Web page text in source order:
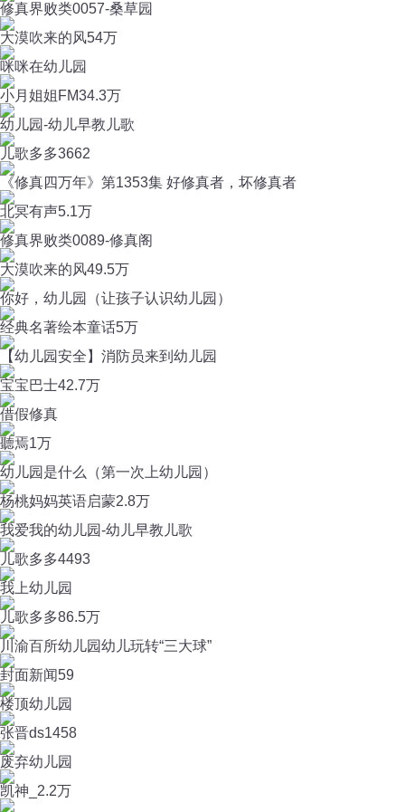
修真界败类0057-桑草园
大漠吹来的风54万
咪咪在幼儿园
小月姐姐FM34.3万
幼儿园-幼儿早教儿歌
儿歌多多3662
《修真四万年》第1353集 好修真者，坏修真者
北冥有声5.1万
修真界败类0089-修真阁
大漠吹来的风49.5万
你好，幼儿园（让孩子认识幼儿园）
经典名著绘本童话5万
【幼儿园安全】消防员来到幼儿园
宝宝巴士42.7万
借假修真
聽焉1万
幼儿园是什么（第一次上幼儿园）
杨桃妈妈英语启蒙2.8万
我爱我的幼儿园-幼儿早教儿歌
儿歌多多4493
我上幼儿园
儿歌多多86.5万
川渝百所幼儿园幼儿玩转“三大球”
封面新闻59
楼顶幼儿园
张晋ds1458
废弃幼儿园
凯神_ 2.2万